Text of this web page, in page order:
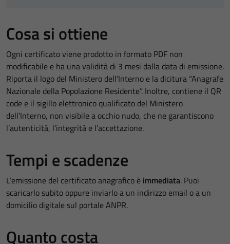
Cosa si ottiene
Ogni certificato viene prodotto in formato PDF non
modificabile e ha una validità di 3 mesi dalla data di emissione.
Riporta il logo del Ministero dell’Interno e la dicitura “Anagrafe
Nazionale della Popolazione Residente”. Inoltre, contiene il QR
code e il sigillo elettronico qualificato del Ministero
dell’Interno, non visibile a occhio nudo, che ne garantiscono
l’autenticità, l’integrità e l’accettazione.
Tempi e scadenze
L’emissione del certificato anagrafico è immediata. Puoi
scaricarlo subito oppure inviarlo a un indirizzo email o a un
domicilio digitale sul portale ANPR.
Quanto costa